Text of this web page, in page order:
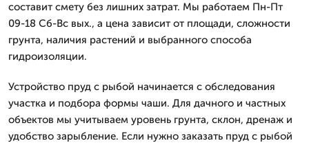
составит смету без лишних затрат. Мы работаем Пн-Пт
09-18 Сб-Вс вых., а цена зависит от площади, сложности
грунта, наличия растений и выбранного способа
гидроизоляции.
Устройство пруд с рыбой начинается с обследования
участка и подбора формы чаши. Для дачного и частных
объектов мы учитываем уровень грунта, склон, дренаж и
удобство зарыбление. Если нужно заказать пруд с рыбой